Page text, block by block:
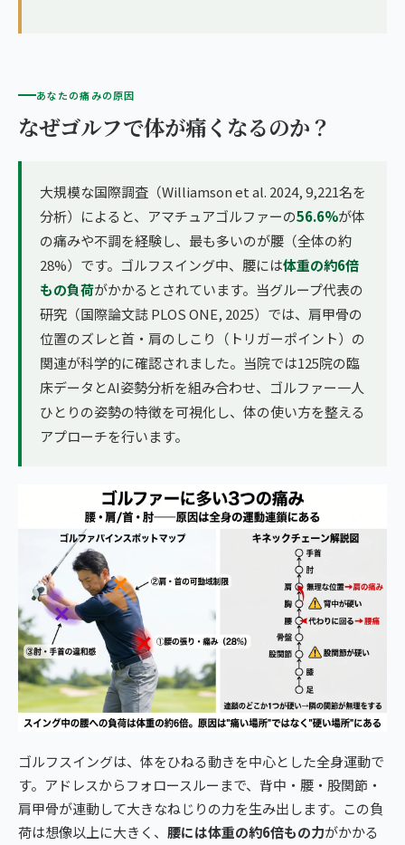
あなたの痛みの原因
なぜゴルフで体が痛くなるのか？
大規模な国際調査（Williamson et al. 2024, 9,221名を
分析）によると、アマチュアゴルファーの56.6%が体
の痛みや不調を経験し、最も多いのが腰（全体の約
28%）です。ゴルフスイング中、腰には体重の約6倍
もの負荷がかかるとされています。当グループ代表の
研究（国際論文誌 PLOS ONE, 2025）では、肩甲骨の
位置のズレと首・肩のしこり（トリガーポイント）の
関連が科学的に確認されました。当院では125院の臨
床データとAI姿勢分析を組み合わせ、ゴルファー一人
ひとりの姿勢の特徴を可視化し、体の使い方を整える
アプローチを行います。
ゴルフスイングは、体をひねる動きを中心とした全身運動で
す。アドレスからフォロースルーまで、背中・腰・股関節・
肩甲骨が連動して大きなねじりの力を生み出します。この負
荷は想像以上に大きく、 腰には体重の約6倍もの力がかかる